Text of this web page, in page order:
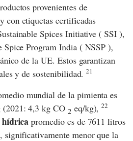
provenientes de
con etiquetas certificadas
Spices Initiative (SSI ),
Spice Program India( NSSP ),
de la UE. Estos garantizan
y de sostenibilidad.21
mundial de la pimienta es
(2021: 4,3 kg CO 2 eq/kg),22
promedio es de 7611 litros
significativamente menor que la